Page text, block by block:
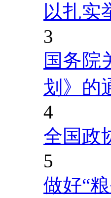
以扎实
3
国务院
划》的
4
全国政
5
做好“